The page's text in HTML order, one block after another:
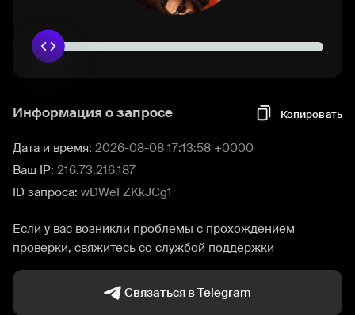
Информация о запросе Копировать
Дата и время: 2026-08-08 17:13:58 +0000
Ваш IP: 216.73.216.187
ID запроса: wDWeFZKkJCg1
Если у вас возникли проблемы с прохождением
проверки, свяжитесь со службой поддержки
Связаться в Telegram